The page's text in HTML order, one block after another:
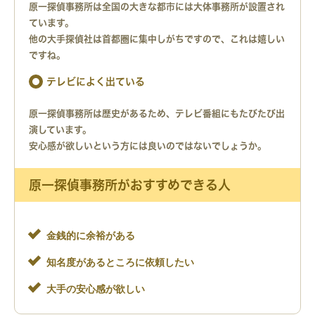
原一探偵事務所は全国の大きな都市には大体事務所が設置され
ています。
他の大手探偵社は首都圏に集中しがちですので、これは嬉しい
ですね。
テレビによく出ている
原一探偵事務所は歴史があるため、テレビ番組にもたびたび出
演しています。
安心感が欲しいという方には良いのではないでしょうか。
原一探偵事務所がおすすめできる人
金銭的に余裕がある
知名度があるところに依頼したい
大手の安心感が欲しい